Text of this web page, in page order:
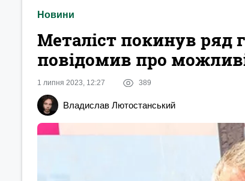
Новини
Металіст покинув ряд
повідомив про
1 липня 2023, 12:27 389
Владислав Лютостанський